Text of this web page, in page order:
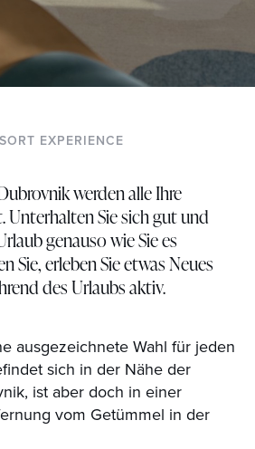
EXPERIENCE
werden alle Ihre
Unterhalten Sie sich gut und
genauso wie Sie es
Sie, erleben Sie etwas Neues
des Urlaubs aktiv.
ausgezeichnete Wahl für jeden
sich in der Nähe der
ist aber doch in einer
vom Getümmel in der